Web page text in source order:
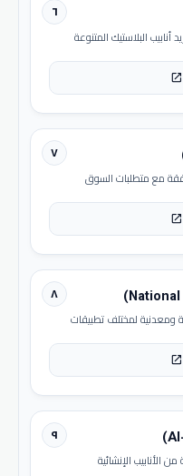
٦
البلاستيك المتنوعة
open_in_new
٧
مع متطلبات السوق
open_in_new
٨
ومعدنية لمختلف تطبيقات
open_in_new
٩
الإنشائية